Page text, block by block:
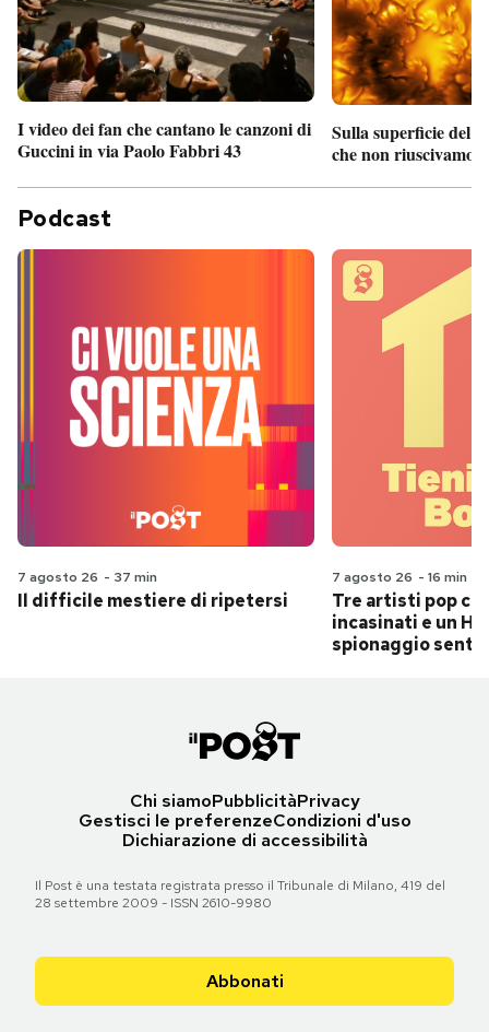
I video dei fan che cantano le canzoni di
Guccini in via Paolo Fabbri 43
Sulla superficie del
che non riuscivamo
Podcast
7 agosto 26 - 37 min
Il difficile mestiere di ripetersi
7 agosto 26 - 16 min
Tre artisti pop
incasinati e un
spionaggio
Chi siamoPubblicitàPrivacy
Gestisci le preferenzeCondizioni d'uso
Dichiarazione di accessibilità
Il Post è una testata registrata presso il Tribunale di Milano, 419 del
28 settembre 2009 - ISSN 2610-9980
Abbonati